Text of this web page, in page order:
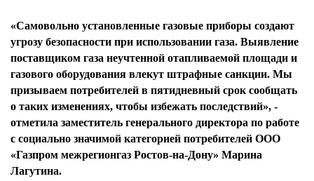
«Самовольно установленные газовые приборы создают
угрозу безопасности при использовании газа. Выявление
поставщиком газа неучтенной отапливаемой площади и
газового оборудования влекут штрафные санкции. Мы
призываем потребителей в пятидневный срок сообщать
о таких изменениях, чтобы избежать последствий», -
отметила заместитель генерального директора по работе
с социально значимой категорией потребителей ООО
«Газпром межрегионгаз Ростов-на-Дону» Марина
Лагутина.